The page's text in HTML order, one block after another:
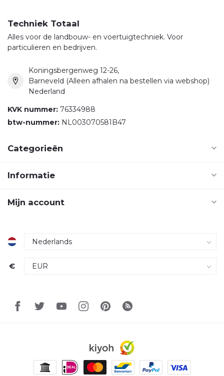
Techniek Totaal
Alles voor de landbouw- en voertuigtechniek. Voor
particulieren en bedrijven.
Koningsbergenweg 12-26,
Barneveld (Alleen afhalen na bestellen via webshop)
Nederland
KVK nummer: 76334988
btw-nummer: NL003070581B47
Categorieën
Informatie
Mijn account
€